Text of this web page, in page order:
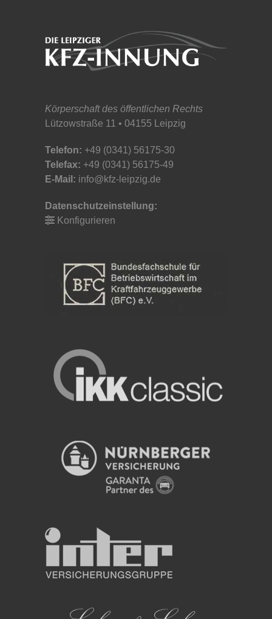
Körperschaft des öffentlichen Rechts
Lützowstraße 11 • 04155 Leipzig
Telefon: +49 (0341) 56175-30
Telefax: +49 (0341) 56175-49
E-Mail: info@kfz-leipzig.de
Datenschutzeinstellung:
Konfigurieren